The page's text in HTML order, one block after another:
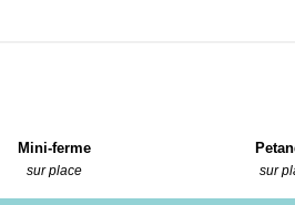
Mini-ferme
sur place sur